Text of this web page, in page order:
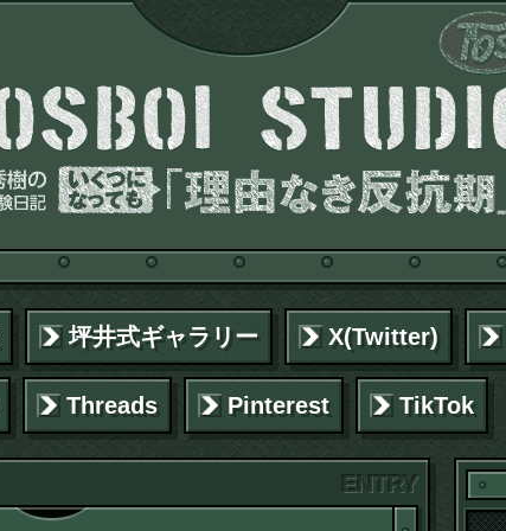
坪井式ギャラリー X(Twitter)
Threads Pinterest TikTok